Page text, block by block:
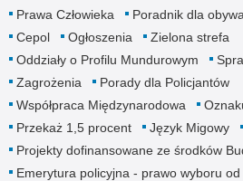
Prawa Człowieka
Poradnik dla
Cepol
Ogłoszenia
Zielona strefa
Oddziały o Profilu Mundurowym
Zagrożenia
Porady dla Policjantów
Współpraca Międzynarodowa
Przekaż 1,5 procent
Język Migowy
Projekty dofinansowane ze środków
Emerytura policyjna - prawo wyboru od